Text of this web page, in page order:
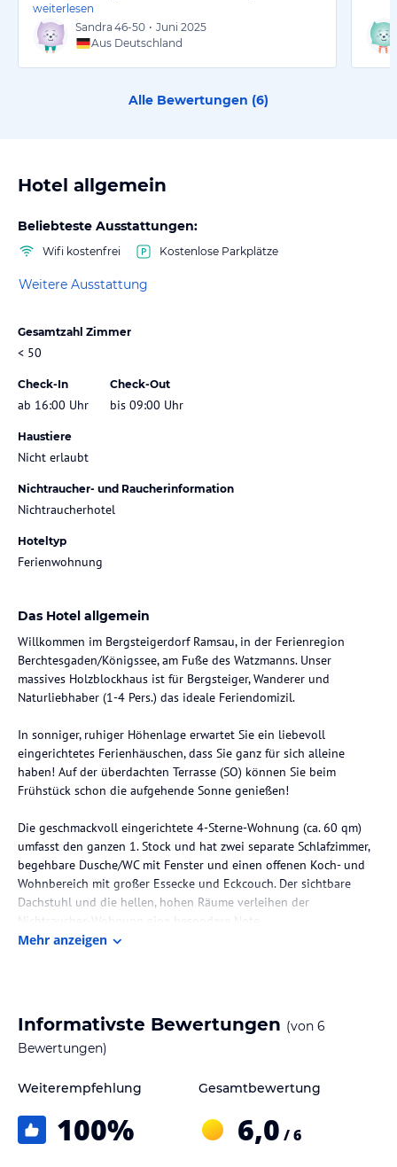
weiterlesen
Sandra 46-50 • Juni 2025
Aus Deutschland
Alle Bewertungen (6)
Hotel allgemein
Beliebteste Ausstattungen:
Wifi kostenfrei Kostenlose Parkplätze
Weitere Ausstattung
Gesamtzahl Zimmer
< 50
Check-In
ab 16:00 Uhr
Check-Out
bis 09:00 Uhr
Haustiere
Nicht erlaubt
Nichtraucher- und Raucherinformation
Nichtraucherhotel
Hoteltyp
Ferienwohnung
Das Hotel allgemein
Willkommen im Bergsteigerdorf Ramsau, in der Ferienregion
Berchtesgaden/Königssee, am Fuße des Watzmanns. Unser
massives Holzblockhaus ist für Bergsteiger, Wanderer und
Naturliebhaber (1-4 Pers.) das ideale Feriendomizil.
In sonniger, ruhiger Höhenlage erwartet Sie ein liebevoll
eingerichtetes Ferienhäuschen, dass Sie ganz für sich alleine
haben! Auf der überdachten Terrasse (SO) können Sie beim
Frühstück schon die aufgehende Sonne genießen!
Die geschmackvoll eingerichtete 4-Sterne-Wohnung (ca. 60 qm)
umfasst den ganzen 1. Stock und hat zwei separate Schlafzimmer,
begehbare Dusche/WC mit Fenster und einen offenen Koch- und
Wohnbereich mit großer Essecke und Eckcouch. Der sichtbare
Dachstuhl und die hellen, hohen Räume verleihen der
Nichtraucher-Wohnung eine besondere Note.
Allgemeine und unverbindliche
Hoteliers-/Veranstalter-/Kataloginformationen. Alle Angaben
ohne Gewähr und ohne Prüfung durch HolidayCheck. Bitte
jeweiligen Veranstalters.
Mehr anzeigen
Informativste Bewertungen (von 6
Bewertungen)
Weiterempfehlung
100%
Gesamtbewertung
6,0 / 6